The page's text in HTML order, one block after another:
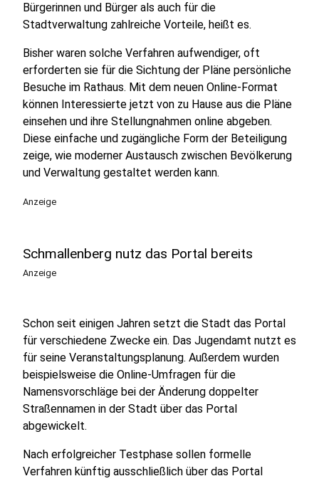
Bürgerinnen und Bürger als auch für die
Stadtverwaltung zahlreiche Vorteile, heißt es.
Bisher waren solche Verfahren aufwendiger, oft
erforderten sie für die Sichtung der Pläne persönliche
Besuche im Rathaus. Mit dem neuen Online-Format
können Interessierte jetzt von zu Hause aus die Pläne
einsehen und ihre Stellungnahmen online abgeben.
Diese einfache und zugängliche Form der Beteiligung
zeige, wie moderner Austausch zwischen Bevölkerung
und Verwaltung gestaltet werden kann.
Anzeige
Schmallenberg nutz das Portal bereits
Anzeige
Schon seit einigen Jahren setzt die Stadt das Portal
für verschiedene Zwecke ein. Das Jugendamt nutzt es
für seine Veranstaltungsplanung. Außerdem wurden
beispielsweise die Online-Umfragen für die
Namensvorschläge bei der Änderung doppelter
Straßennamen in der Stadt über das Portal
abgewickelt.
Nach erfolgreicher Testphase sollen formelle
Verfahren künftig ausschließlich über das Portal